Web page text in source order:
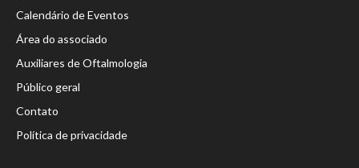
Calendário de Eventos
Área do associado
Auxiliares de Oftalmologia
Público geral
Contato
Política de privacidade